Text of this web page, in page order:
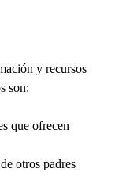
y recursos
son:
que ofrecen
otros padres